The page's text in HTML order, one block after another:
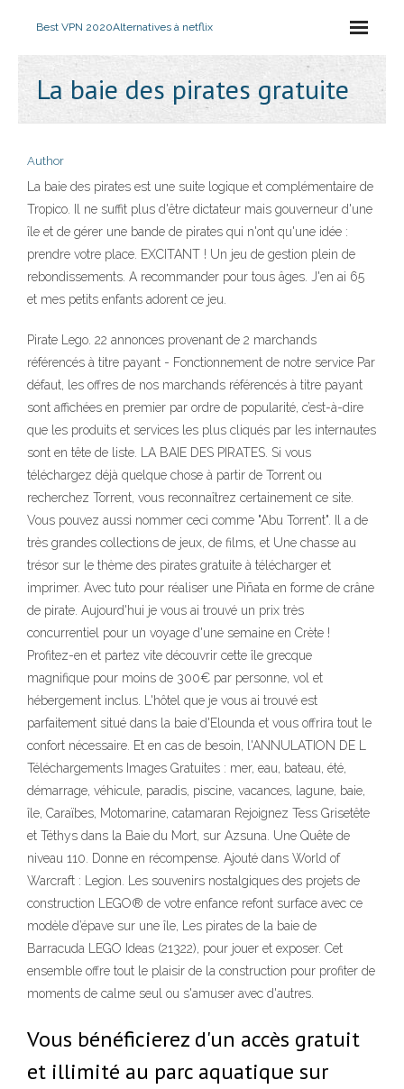
Best VPN 2020Alternatives à netflix
La baie des pirates gratuite
Author
La baie des pirates est une suite logique et complémentaire de
Tropico. Il ne suffit plus d'être dictateur mais gouverneur d'une
île et de gérer une bande de pirates qui n'ont qu'une idée :
prendre votre place. EXCITANT ! Un jeu de gestion plein de
rebondissements. A recommander pour tous âges. J'en ai 65
et mes petits enfants adorent ce jeu.
Pirate Lego. 22 annonces provenant de 2 marchands
référencés à titre payant - Fonctionnement de notre service Par
défaut, les offres de nos marchands référencés à titre payant
sont affichées en premier par ordre de popularité, c’est-à-dire
que les produits et services les plus cliqués par les internautes
sont en tête de liste. LA BAIE DES PIRATES. Si vous
téléchargez déjà quelque chose à partir de Torrent ou
recherchez Torrent, vous reconnaîtrez certainement ce site.
Vous pouvez aussi nommer ceci comme "Abu Torrent". Il a de
très grandes collections de jeux, de films, et Une chasse au
trésor sur le thème des pirates gratuite à télécharger et
imprimer. Avec tuto pour réaliser une Piñata en forme de crâne
de pirate. Aujourd'hui je vous ai trouvé un prix très
concurrentiel pour un voyage d'une semaine en Crète !
Profitez-en et partez vite découvrir cette île grecque
magnifique pour moins de 300€ par personne, vol et
hébergement inclus. L'hôtel que je vous ai trouvé est
parfaitement situé dans la baie d'Elounda et vous offrira tout le
confort nécessaire. Et en cas de besoin, l'ANNULATION DE L
Téléchargements Images Gratuites : mer, eau, bateau, été,
démarrage, véhicule, paradis, piscine, vacances, lagune, baie,
île, Caraïbes, Motomarine, catamaran Rejoignez Tess Grisetête
et Téthys dans la Baie du Mort, sur Azsuna. Une Quête de
niveau 110. Donne en récompense. Ajouté dans World of
Warcraft : Legion. Les souvenirs nostalgiques des projets de
construction LEGO® de votre enfance refont surface avec ce
modèle d’épave sur une île, Les pirates de la baie de
Barracuda LEGO Ideas (21322), pour jouer et exposer. Cet
ensemble offre tout le plaisir de la construction pour profiter de
moments de calme seul ou s'amuser avec d'autres.
Vous bénéficierez d'un accès gratuit
et illimité au parc aquatique sur